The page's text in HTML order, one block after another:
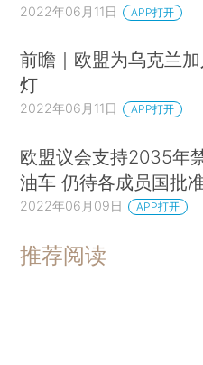
2022年06月11日 APP打开
前瞻｜欧盟为乌克兰
灯
2022年06月11日 APP打开
欧盟议会支持2035年
油车 仍待各成员国批
2022年06月09日 APP打开
推荐阅读